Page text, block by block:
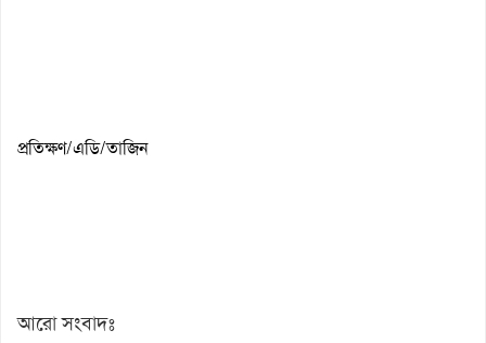
প্রতিক্ষণ/এডি/তাজিন
আরো সংবাদঃ